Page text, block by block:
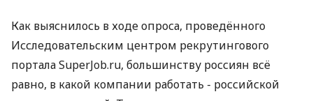
Как выяснилось в ходе опроса, проведённого
Исследовательским центром рекрутингового
портала SuperJob.ru, большинству россиян всё
равно, в какой компании работать - российской